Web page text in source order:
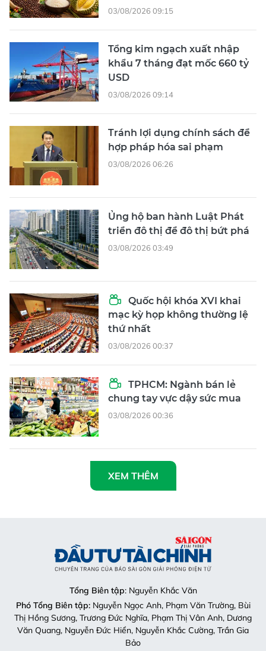
03/08/2026 09:15
Tổng kim ngạch xuất nhập
khẩu 7 tháng đạt mốc 660 tỷ
USD
03/08/2026 09:14
Tránh lợi dụng chính sách để
hợp pháp hóa sai phạm
03/08/2026 06:26
Ủng hộ ban hành Luật Phát
triển đô thị để đô thị bứt phá
03/08/2026 03:49
Quốc hội khóa XVI khai
mạc kỳ họp không thường lệ
thứ nhất
03/08/2026 00:37
TPHCM: Ngành bán lẻ
chung tay vực dậy sức mua
03/08/2026 00:36
XEM THÊM
Tổng Biên tập: Nguyễn Khắc Văn
Phó Tổng Biên tập:Nguyễn Ngọc Anh, Phạm Văn Trường, Bùi
Thị Hồng Sương, Trương Đức Nghĩa, Phạm Thị Vân Anh, Dương
Văn Quang, Nguyễn Đức Hiển, Nguyễn Khắc Cường, Trần Gia
Bảo